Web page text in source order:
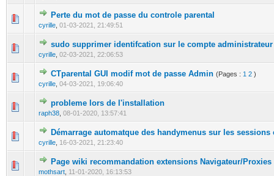
Perte du mot de passe du controle parental
cyrille 01-03-2021, 21:49:51
0 Votes - 0 sur 5 en moyenne
12 345
sudo supprimer identifcation sur le compte administrateur
cyrille 02-03-2021, 22:06:53
0 Votes - 0 sur 5 en moyenne
12345
CTparental GUI modif mot de passe Admin (Pages : 1 2 )
cyrille 04-03-2021, 19:06:40
0 Votes - 0 sur 5 en moyenne
12345
probleme lors de l'installation
raph38 08-01-2020, 13:57:41
0 Votes - 0 sur 5 en moyenne
12345
Démarrage automatque des handymenus sur les sessions
cyrille 16-03-2021, 21:23:40
0 Votes - 0 sur 5 en moyenne
123 45
Page wiki recommandation extensions Navigateur/Proxies
mothsart 11-01-2020, 16:13:53
0 Votes - 0 sur 5 en moyenne
12345